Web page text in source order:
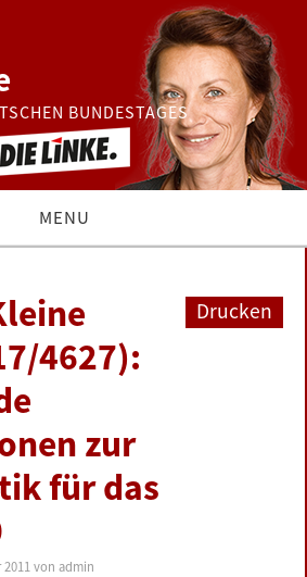
BUNDESTAGES
MENU
Drucken
4627):
zur
für das
2011vonadmin